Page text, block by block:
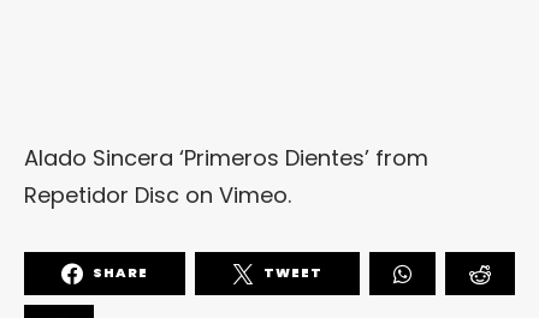
Alado Sincera ‘Primeros Dientes’ from
Repetidor Disc on Vimeo.
SHARE TWEET